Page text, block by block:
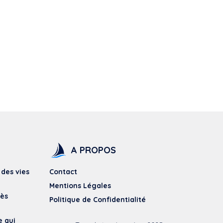
vies
qui
A PROPOS
Contact
Mentions Légales
Politique de Confidentialité